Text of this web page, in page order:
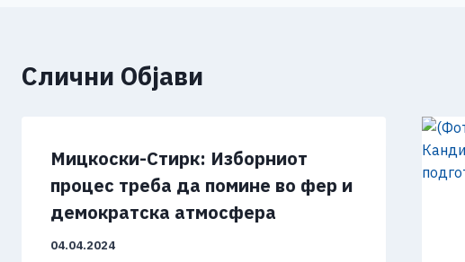
Слични Објави
Мицкоски-Стирк: Изборниот
процес треба да помине во фер и
демократска атмосфера
04.04.2024